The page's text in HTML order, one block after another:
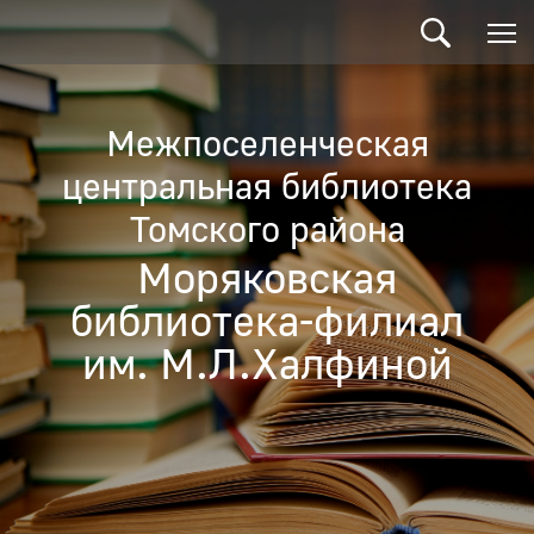
Межпоселенческая
центральная библиотека
Томского района
Моряковская
библиотека-филиал
им. М.Л.Халфиной